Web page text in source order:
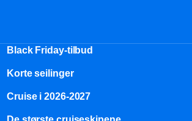
Black Friday-tilbud
Korte seilinger
Cruise i 2026-2027